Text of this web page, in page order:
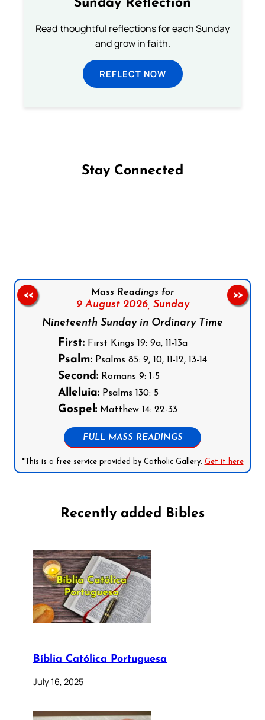
Sunday Reflection
Read thoughtful reflections for each Sunday
and grow in faith.
REFLECT NOW
Stay Connected
Mass Readings for
9 August 2026, Sunday
Nineteenth Sunday in Ordinary Time
First: First Kings 19: 9a, 11-13a
Psalm: Psalms 85: 9, 10, 11-12, 13-14
Second: Romans 9: 1-5
Alleluia: Psalms 130: 5
Gospel: Matthew 14: 22-33
FULL MASS READINGS
*This is a free service provided by Catholic Gallery. Get it here
<< >>
Recently added Bibles
Bíblia Católica Portuguesa
July 16, 2025